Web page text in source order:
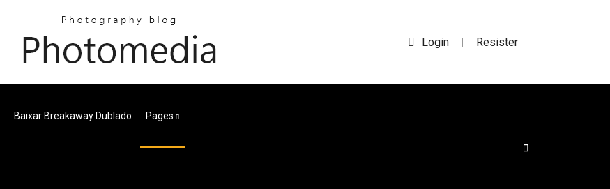
Login | Resister
Baixar Breakaway Dublado Pages